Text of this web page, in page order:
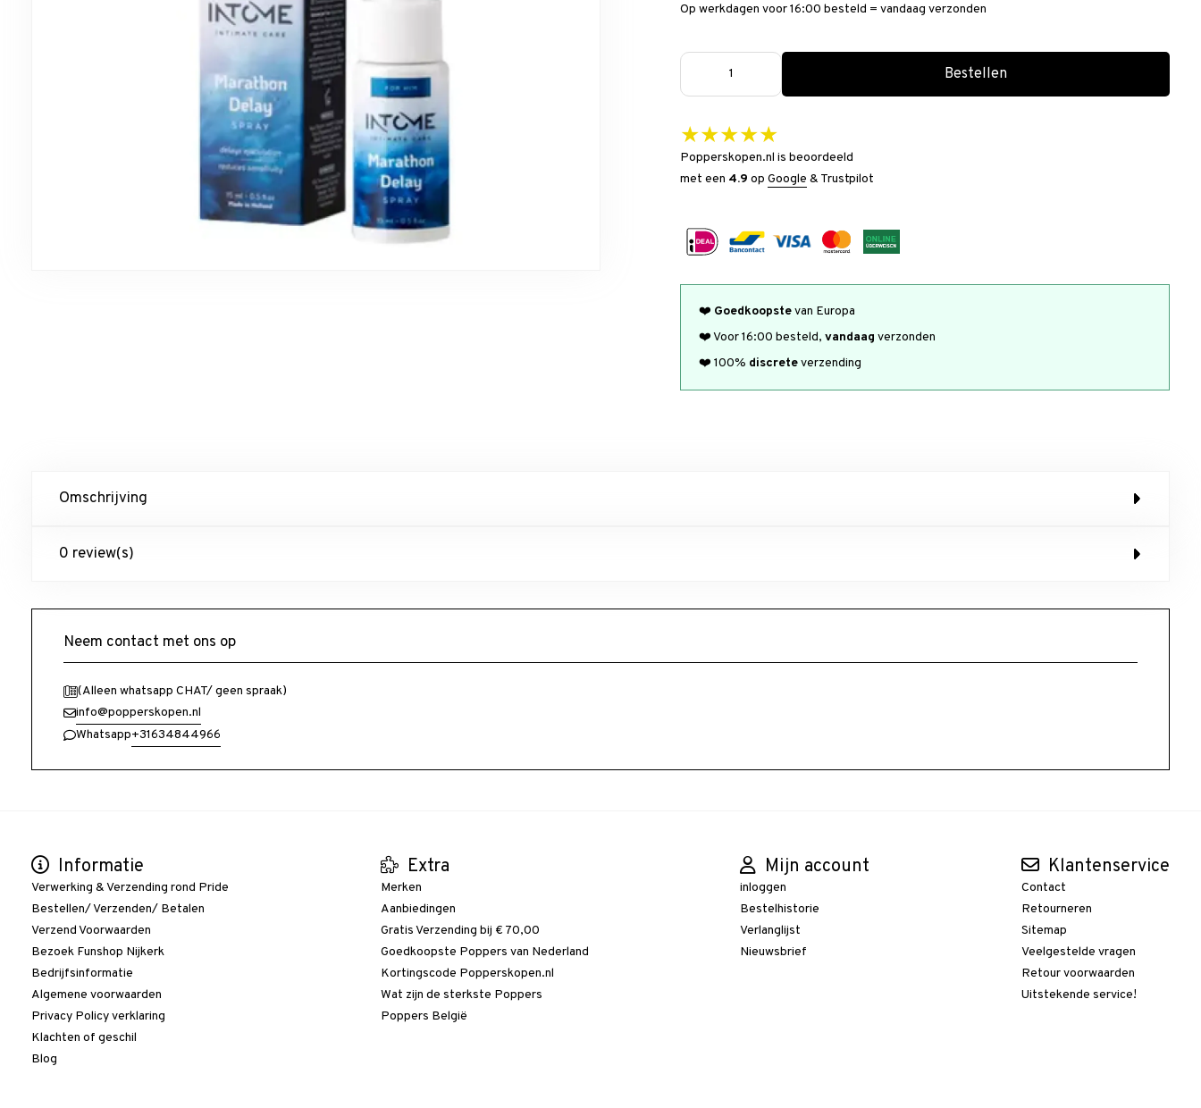
Op werkdagen voor 16:00 besteld = vandaag verzonden
Bestellen
★★★★★
Popperskopen.nl is beoordeeld
met een 4.9 opGoogle & Trustpilot
❤️ Goedkoopstevan Europa
❤️ Voor 16:00 besteld,vandaag verzonden
❤️ 100% discreteverzending
Omschrijving
0 review(s)
Neem contact met ons op
(Alleen whatsapp CHAT/ geen spraak)
info@popperskopen.nl
Whatsapp+31634844966
Informatie
Verwerking & Verzending rond Pride
Bestellen/ Verzenden/ Betalen
Verzend Voorwaarden
Bezoek Funshop Nijkerk
Bedrijfsinformatie
Algemene voorwaarden
Privacy Policy verklaring
Klachten of geschil
Blog
Extra
Merken
Aanbiedingen
Gratis Verzending bij € 70,00
Goedkoopste Poppers van Nederland
Kortingscode Popperskopen.nl
Wat zijn de sterkste Poppers
Poppers België
Mijn account
inloggen
Bestelhistorie
Verlanglijst
Nieuwsbrief
Klantenservice
Contact
Retourneren
Sitemap
Veelgestelde vragen
Retour voorwaarden
Uitstekende service!